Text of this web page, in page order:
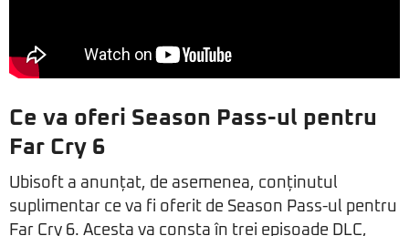
Ce va oferi Season Pass-ul pentru
Far Cry 6
Ubisoft a anunțat, de asemenea, conținutul
suplimentar ce va fi oferit de Season Pass-ul pentru
Far Cry 6. Acesta va consta în trei episoade DLC,